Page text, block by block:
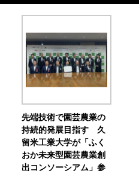
先端技術で園芸農業の
持続的発展目指す 久
留米工業大学が「ふく
おか未来型園芸農業創
出コンソーシアム」参